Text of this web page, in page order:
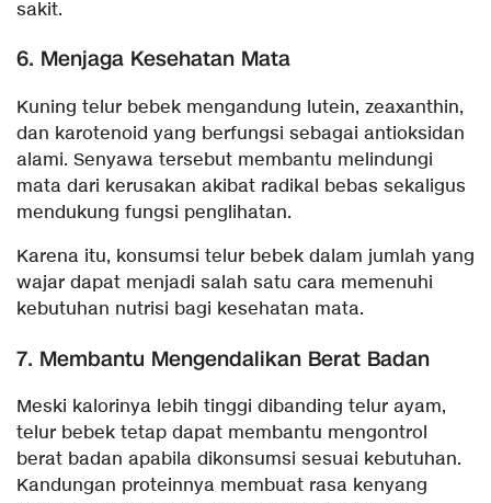
sakit.
6. Menjaga Kesehatan Mata
Kuning telur bebek mengandung lutein, zeaxanthin,
dan karotenoid yang berfungsi sebagai antioksidan
alami. Senyawa tersebut membantu melindungi
mata dari kerusakan akibat radikal bebas sekaligus
mendukung fungsi penglihatan.
Karena itu, konsumsi telur bebek dalam jumlah yang
wajar dapat menjadi salah satu cara memenuhi
kebutuhan nutrisi bagi kesehatan mata.
7. Membantu Mengendalikan Berat Badan
Meski kalorinya lebih tinggi dibanding telur ayam,
telur bebek tetap dapat membantu mengontrol
berat badan apabila dikonsumsi sesuai kebutuhan.
Kandungan proteinnya membuat rasa kenyang